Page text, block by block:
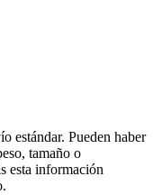
estándar. Pueden haber
tamaño o
esta información